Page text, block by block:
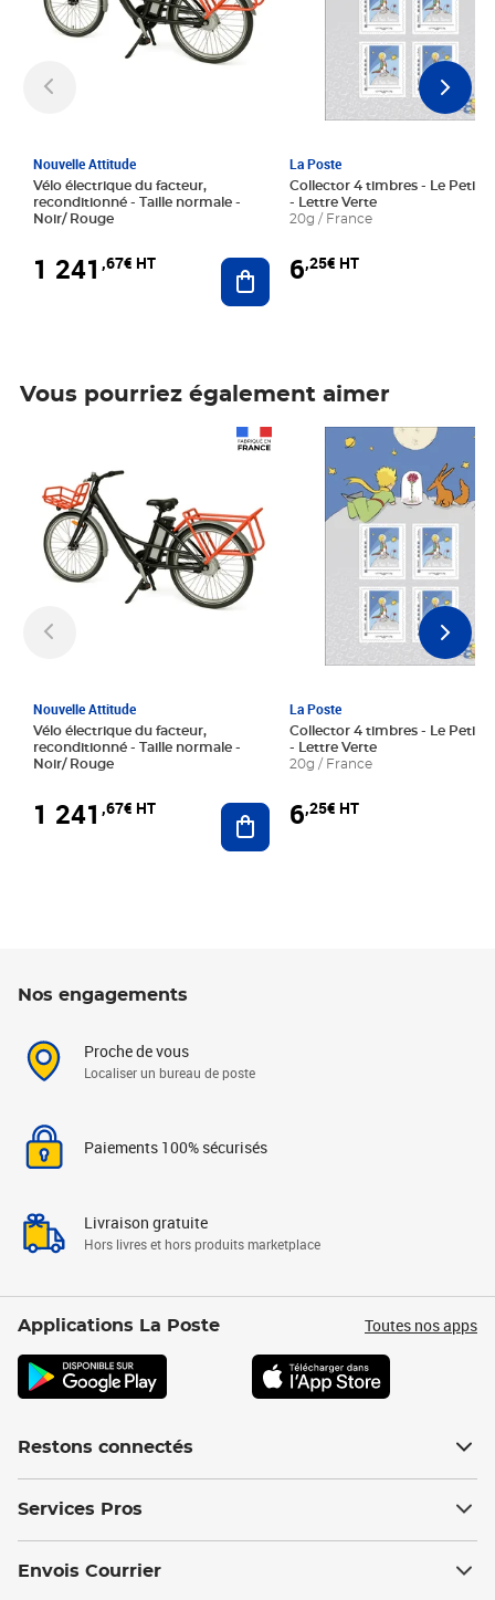
Nouvelle Attitude
Vélo électrique du facteur,
reconditionné - Taille normale -
Noir/ Rouge
1 241 ,67€ HT Ajouter au panier
La Poste
Collector 4 timbres - Le Petit
- Lettre Verte
20g / France
6,25€ HT
Vous pourriez également aimer
Nouvelle Attitude
Vélo électrique du facteur,
reconditionné - Taille normale -
Noir/ Rouge
1 241 ,67€ HT Ajouter au panier
La Poste
Collector 4 timbres - Le Petit
- Lettre Verte
20g / France
6,25€ HT
Prix 6,25€ HT
Nos engagements
Proche de vous
Localiser un bureau de poste
Paiements 100% sécurisés
Livraison gratuite
Hors livres et hors produits marketplace
Applications La Poste Toutes nos apps
Restons connectés
Services Pros
Envois Courrier